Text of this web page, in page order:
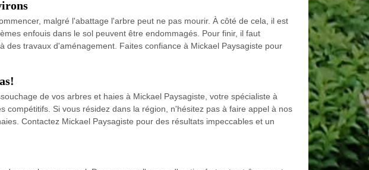
malgré l'abattage l'arbre peut ne pas mourir. À côté de cela, il est
enfouis dans le sol peuvent être endommagés. Pour finir, il faut
travaux d'aménagement. Faites confiance à Mickael Paysagiste pour
de vos arbres et haies à Mickael Paysagiste, votre spécialiste à
Si vous résidez dans la région, n'hésitez pas à faire appel à nos
Contactez Mickael Paysagiste pour des résultats impeccables et un